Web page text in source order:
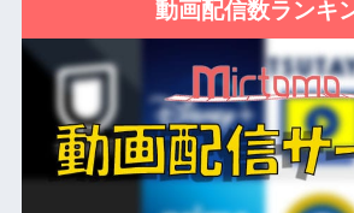
動画配信数ランキ